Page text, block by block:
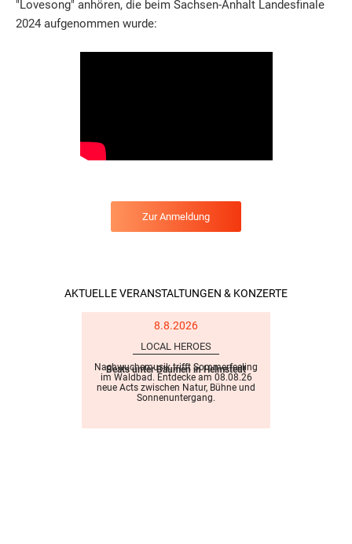
"Lovesong" anhören, die beim Sachsen-Anhalt Landesfinale
2024 aufgenommen wurde:
Zur Anmeldung
AKTUELLE VERANSTALTUNGEN & KONZERTE
8.8.2026
LOCAL HEROES
Beats unter Bäumen in Helmstedt
Nachwuchsmusik trifft Sommerfeeling
im Waldbad. Entdecke am 08.08.26
neue Acts zwischen Natur, Bühne und
Sonnenuntergang.